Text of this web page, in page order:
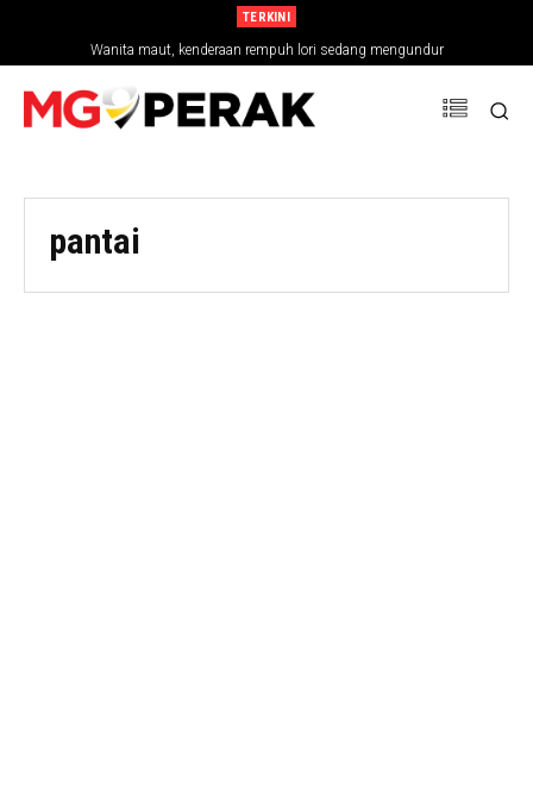
TERKINI
Wanita maut, kenderaan rempuh lori sedang mengundur
pantai